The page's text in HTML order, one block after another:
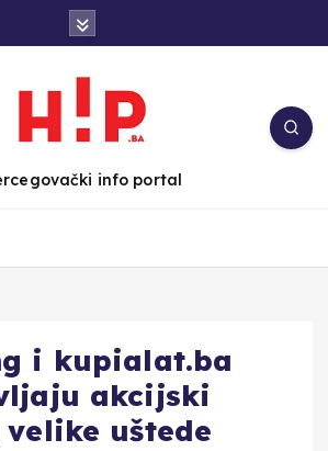
info portal
i kupialat.ba
akcijski
uštede